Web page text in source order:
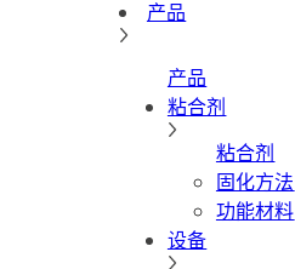
产品
产品
粘合剂
粘合剂
固化方法
功能材料
设备